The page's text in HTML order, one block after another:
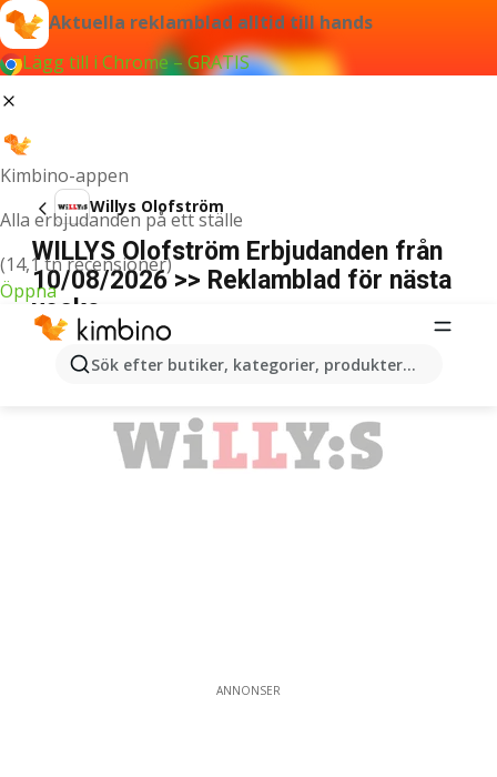
Aktuella reklamblad alltid till hands
Lägg till i Chrome – GRATIS
Kimbino-appen
Alla erbjudanden på ett ställe
(14,1 tn recensioner)
Öppna
Sök efter butiker, kategorier, produkter...
Willys Olofström
WILLYS Olofström Erbjudanden från
10/08/2026 >> Reklamblad för nästa
vecka
ANNONSER